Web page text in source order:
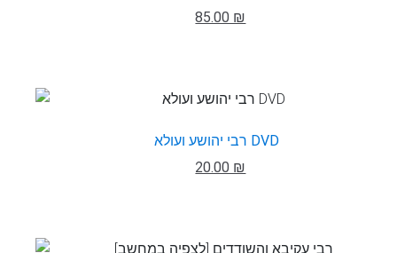
85.00 ₪
רבי יהושע ועולא DVD
20.00 ₪